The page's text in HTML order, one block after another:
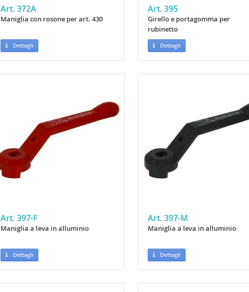
Art. 372A
Maniglia con rosone per art. 430
Dettagli
Art. 395
Girello e portagomma per
rubinetto
Dettagli
Art. 397-F
Maniglia a leva in alluminio
Dettagli
Art. 397-M
Maniglia a leva in alluminio
Dettagli